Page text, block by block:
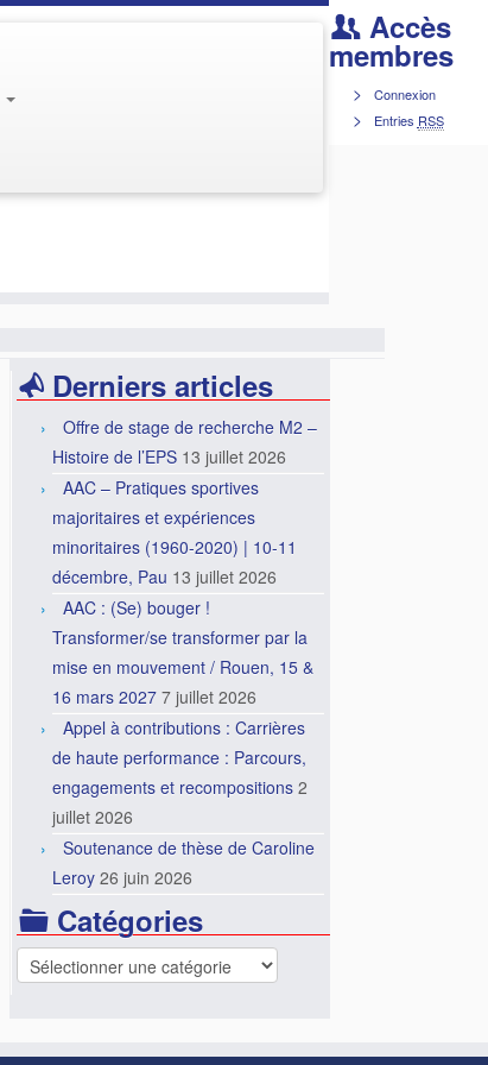
Accès
membres
Connexion
Entries RSS
Derniers articles
Offre de stage de recherche M2 –
Histoire de l’EPS 13 juillet 2026
AAC – Pratiques sportives
majoritaires et expériences
minoritaires (1960-2020) | 10-11
décembre, Pau 13 juillet 2026
AAC : (Se) bouger !
Transformer/se transformer par la
mise en mouvement / Rouen, 15 &
16 mars 2027 7 juillet 2026
Appel à contributions : Carrières
de haute performance : Parcours,
engagements et recompositions 2
juillet 2026
Soutenance de thèse de Caroline
Leroy 26 juin 2026
Catégories
Catégories